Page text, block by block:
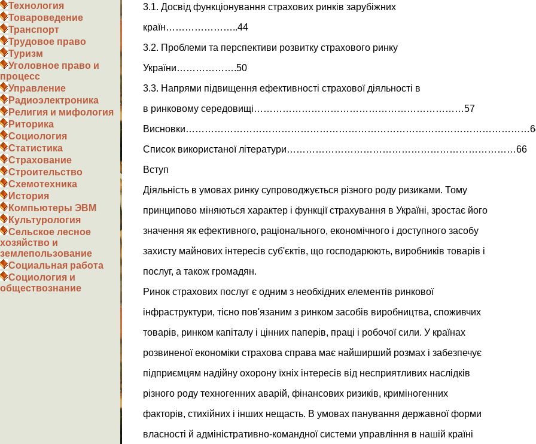
Технология
Товароведение
Транспорт
Трудовое право
Туризм
Уголовное право и
процесс
Управление
Радиоэлектроника
Религия и мифология
Риторика
Социология
Статистика
Страхование
Строительство
Схемотехника
История
Компьютеры ЭВМ
Культурология
Сельское лесное
хозяйство и
землепользование
Социальная работа
Социология и
обществознание
3.1. Досвід функціонування страхових ринків зарубіжних
країн…………………..44
3.2. Проблеми та перспективи розвитку страхового ринку
України……………….50
3.3. Напрями підвищення ефективності страхової діяльності в
в ринковому середовищі…………………………………………………………57
Список використаної літератури………………………………………………………………66
Вступ
Діяльність в умовах ринку супроводжується різного роду ризиками. Тому
принципово міняються характер і функції страхування в Україні, зростає його
значення як ефективного, раціонального, економічного і доступного засобу
захисту майнових інтересів суб'єктів, що господарюють, виробників товарів і
послуг, а також громадян.
Ринок страхових послуг є одним з необхідних елементів ринкової
інфраструктури, тісно пов'язаним з ринком засобів виробництва, споживчих
товарів, ринком капіталу і цінних паперів, праці і робочої сили. У країнах
розвиненої економіки страхова справа має найширший розмах і забезпечує
підприємцям надійну охорону їхніх інтересів від несприятливих наслідків
різного роду техногенних аварій, фінансових ризиків, криміногенних
факторів, стихійних і інших нещасть. В умовах панування державної форми
власності й адміністративно-командної системи управління в нашій країні